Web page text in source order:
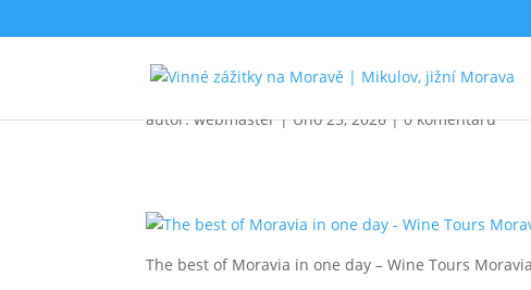
4
autor:webmaster|Úno 25, 2026|0 komentářů
The best of Moravia in one day – Wine Tours Moravia